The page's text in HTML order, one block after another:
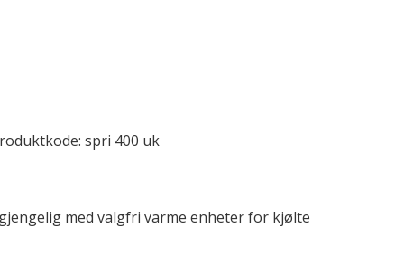
spri 400 uk
med valgfri varme enheter for kjølte